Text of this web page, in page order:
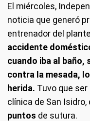
El miércoles,
noticia que generó
entrenador del
accidente
cuando iba al baño,
contra la mesada,
herida. Tuvo que
clínica de San
puntos de sutura.